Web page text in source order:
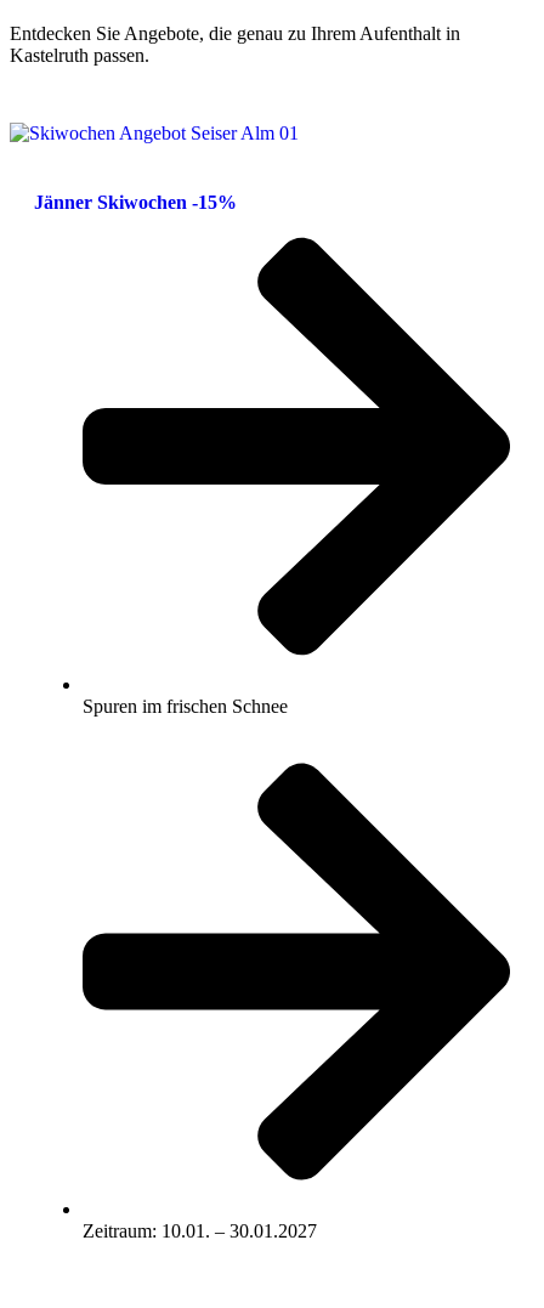
Entdecken Sie Angebote, die genau zu Ihrem Aufenthalt in
Kastelruth passen.
Jänner Skiwochen -15%
Spuren im frischen Schnee
Zeitraum: 10.01. – 30.01.2027